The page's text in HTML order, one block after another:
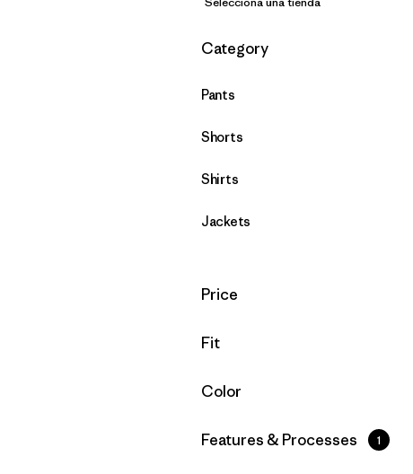
Filtrar por
Category
Pants
Shorts
Shirts
Jackets
Filtrar por
Price
Filtrar por
Fit
Filtrar por
Color
Filtrar por
Features & Processes 1